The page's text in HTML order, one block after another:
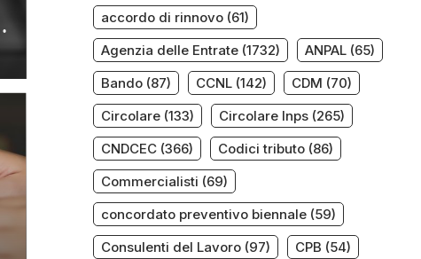
accordo di rinnovo(61)
Agenzia delle Entrate(1732) ANPAL(65)
Bando(87) CCNL(142) CDM (70)
Circolare(133) Circolare Inps(265)
CNDCEC(366) Codici tributo(86)
Commercialisti (69)
concordato preventivo biennale(59)
Consulenti del Lavoro(97) CPB (54)